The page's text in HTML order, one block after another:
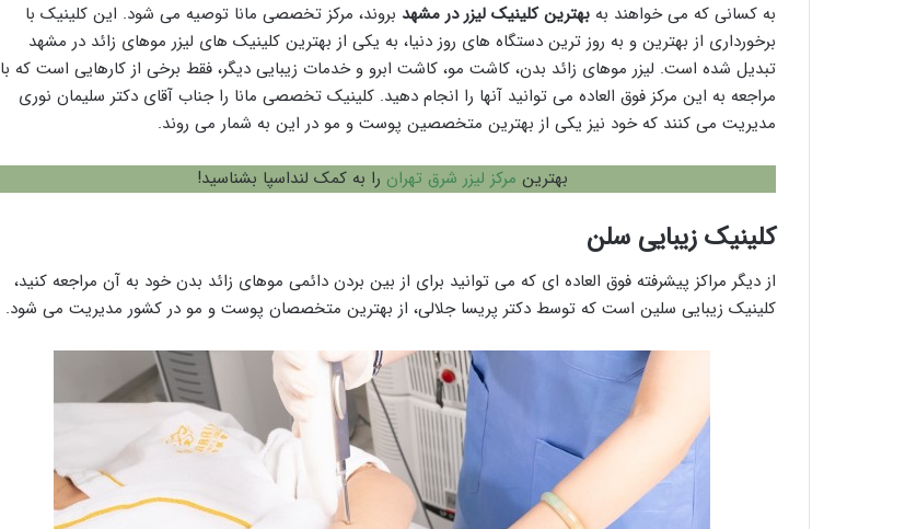
به کسانی که می خواهند به بهترین کلینیک لیزر در مشهد بروند، مرکز تخصصی مانا توصیه می شود. این کلینیک با
برخورداری از بهترین و به روز ترین دستگاه های روز دنیا، به یکی از بهترین کلینیک های لیزر موهای زائد در مشهد
تبدیل شده است. لیزر موهای زائد بدن، کاشت مو، کاشت ابرو و خدمات زیبایی دیگر، فقط برخی از کارهایی است که با
مراجعه به این مرکز فوق العاده می توانید آنها را انجام دهید. کلینیک تخصصی مانا را جناب آقای دکتر سلیمان نوری
مدیریت می کنند که خود نیز یکی از بهترین متخصصین پوست و مو در این به شمار می روند.
بهترین مرکز لیزر شرق تهران را به کمک لنداسپا بشناسید!
کلینیک زیبایی سلن
از دیگر مراکز پیشرفته فوق العاده ای که می توانید برای از بین بردن دائمی موهای زائد بدن خود به آن مراجعه کنید،
کلینیک زیبایی سلین است که توسط دکتر پریسا جلالی، از بهترین متخصصان پوست و مو در کشور مدیریت می شود.